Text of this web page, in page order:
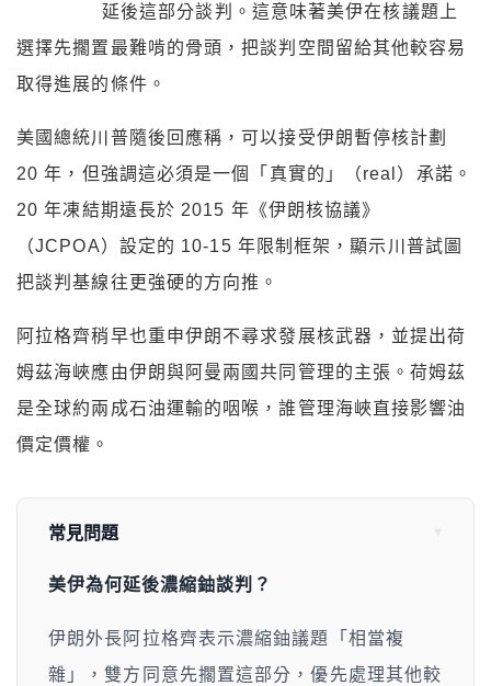
延後這部分談判。這意味著美伊在核議題上
選擇先擱置最難啃的骨頭，把談判空間留給其他較容易
取得進展的條件。
美國總統川普隨後回應稱，可以接受伊朗暫停核計劃
20 年，但強調這必須是一個「真實的」（real）承諾。
20 年凍結期遠長於 2015 年《伊朗核協議》
（JCPOA）設定的 10-15 年限制框架，顯示川普試圖
把談判基線往更強硬的方向推。
阿拉格齊稍早也重申伊朗不尋求發展核武器，並提出荷
姆茲海峽應由伊朗與阿曼兩國共同管理的主張。荷姆茲
是全球約兩成石油運輸的咽喉，誰管理海峽直接影響油
價定價權。
常見問題
美伊為何延後濃縮鈾談判？
伊朗外長阿拉格齊表示濃縮鈾議題「相當複
雜」，雙方同意先擱置這部分，優先處理其他較